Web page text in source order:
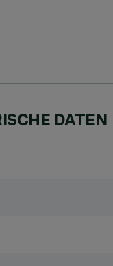
DATEN